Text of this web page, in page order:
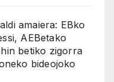
amaiera: EBko
AEBetako
betiko zigorra
bideojoko